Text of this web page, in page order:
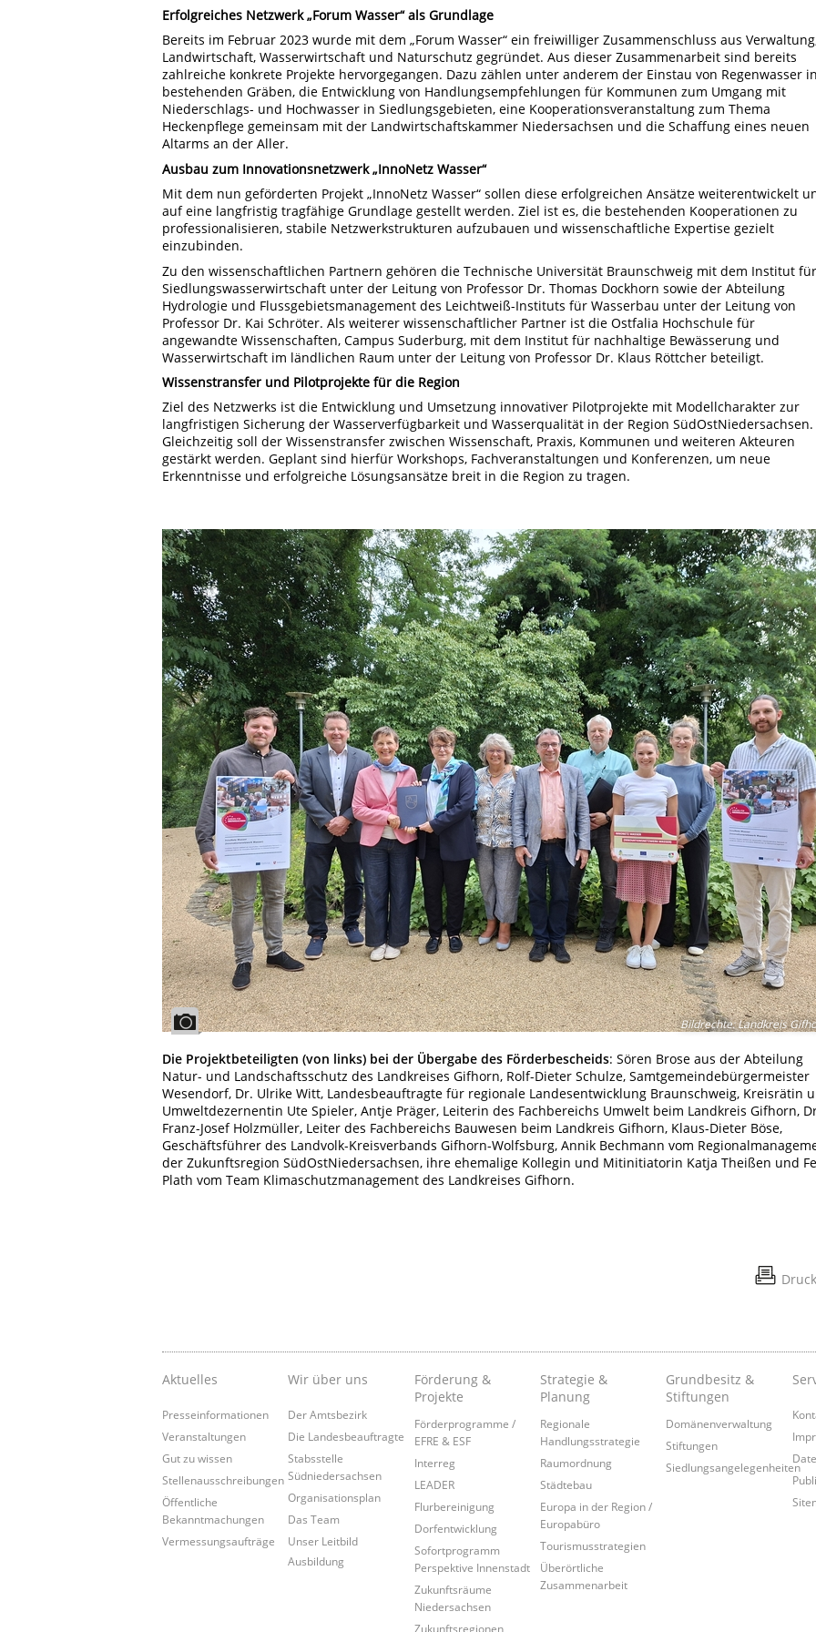
Erfolgreiches Netzwerk „Forum Wasser“ als Grundlage
Bereits im Februar 2023 wurde mit dem „Forum Wasser“ ein freiwilliger Zusammenschluss aus
Landwirtschaft, Wasserwirtschaft und Naturschutz gegründet. Aus dieser Zusammenarbeit sind bereits
zahlreiche konkrete Projekte hervorgegangen. Dazu zählen unter anderem der Einstau von Regenwasser in
bestehenden Gräben, die Entwicklung von Handlungsempfehlungen für Kommunen zum Umgang mit
Niederschlags- und Hochwasser in Siedlungsgebieten, eine Kooperationsveranstaltung zum Thema
Heckenpflege gemeinsam mit der Landwirtschaftskammer Niedersachsen und die Schaffung eines neuen
Altarms an der Aller.
Ausbau zum Innovationsnetzwerk „InnoNetz Wasser“
Mit dem nun geförderten Projekt „InnoNetz Wasser“ sollen diese erfolgreichen Ansätze weiterentwickelt
auf eine langfristig tragfähige Grundlage gestellt werden. Ziel ist es, die bestehenden Kooperationen zu
professionalisieren, stabile Netzwerkstrukturen aufzubauen und wissenschaftliche Expertise gezielt
einzubinden.
Zu den wissenschaftlichen Partnern gehören die Technische Universität Braunschweig mit dem Institut für
Siedlungswasserwirtschaft unter der Leitung von Professor Dr. Thomas Dockhorn sowie der Abteilung
Hydrologie und Flussgebietsmanagement des Leichtweiß-Instituts für Wasserbau unter der Leitung von
Professor Dr. Kai Schröter. Als weiterer wissenschaftlicher Partner ist die Ostfalia Hochschule für
angewandte Wissenschaften, Campus Suderburg, mit dem Institut für nachhaltige Bewässerung und
Wasserwirtschaft im ländlichen Raum unter der Leitung von Professor Dr. Klaus Röttcher beteiligt.
Wissenstransfer und Pilotprojekte für die Region
Ziel des Netzwerks ist die Entwicklung und Umsetzung innovativer Pilotprojekte mit Modellcharakter zur
langfristigen Sicherung der Wasserverfügbarkeit und Wasserqualität in der Region SüdOstNiedersachsen.
Gleichzeitig soll der Wissenstransfer zwischen Wissenschaft, Praxis, Kommunen und weiteren Akteuren
gestärkt werden. Geplant sind hierfür Workshops, Fachveranstaltungen und Konferenzen, um neue
Erkenntnisse und erfolgreiche Lösungsansätze breit in die Region zu tragen.
Bildrechte:Landkreis
Die Projektbeteiligten (von links) bei der Übergabe des Förderbescheids: Sören Brose aus der Abteilung
Natur- und Landschaftsschutz des Landkreises Gifhorn, Rolf-Dieter Schulze, Samtgemeindebürgermeister
Wesendorf, Dr. Ulrike Witt, Landesbeauftragte für regionale Landesentwicklung Braunschweig, Kreisrätin
Umweltdezernentin Ute Spieler, Antje Präger, Leiterin des Fachbereichs Umwelt beim Landkreis Gifhorn,
Franz-Josef Holzmüller, Leiter des Fachbereichs Bauwesen beim Landkreis Gifhorn, Klaus-Dieter Böse,
Geschäftsführer des Landvolk-Kreisverbands Gifhorn-Wolfsburg, Annik Bechmann vom
der Zukunftsregion SüdOstNiedersachsen, ihre ehemalige Kollegin und Mitinitiatorin Katja Theißen und
Plath vom Team Klimaschutzmanagement des Landkreises Gifhorn.
Aktuelles
Presseinformationen
Veranstaltungen
Gut zu wissen
Stellenausschreibungen
Öffentliche
Bekanntmachungen
Vermessungsaufträge
Wir über uns
Der Amtsbezirk
Die Landesbeauftragte
Stabsstelle
Südniedersachsen
Organisationsplan
Das Team
Unser Leitbild
Ausbildung
Förderung &
Projekte
Förderprogramme /
EFRE & ESF
Interreg
LEADER
Flurbereinigung
Dorfentwicklung
Sofortprogramm
Perspektive Innenstadt
Zukunftsräume
Niedersachsen
Zukunftsregionen
Strategie &
Planung
Regionale
Handlungsstrategie
Raumordnung
Städtebau
Europa in der Region /
Europabüro
Tourismusstrategien
Überörtliche
Zusammenarbeit
Grundbesitz &
Stiftungen
Domänenverwaltung
Stiftungen
Siedlungsangelegenheiten